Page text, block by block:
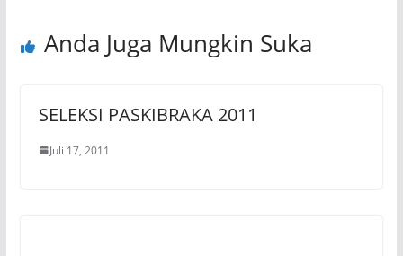
Anda Juga Mungkin Suka
SELEKSI PASKIBRAKA 2011
Juli 17, 2011